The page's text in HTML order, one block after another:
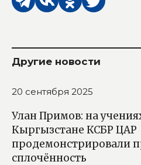
Другие новости
20 сентября 2025
Улан Примов: на
Кыргызстане КСБР ЦАР
продемонстрировали
сплочённость